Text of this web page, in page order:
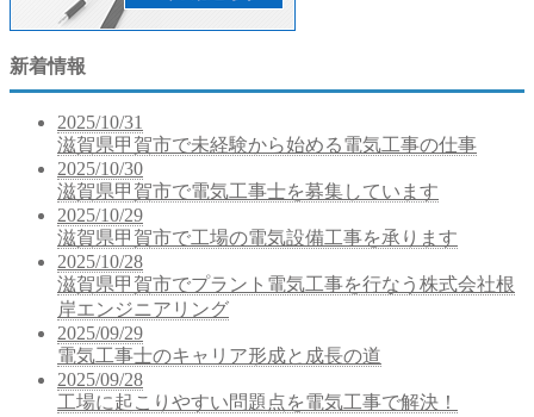
新着情報
2025/10/31
滋賀県甲賀市で未経験から始める電気工事の仕事
2025/10/30
滋賀県甲賀市で電気工事士を募集しています
2025/10/29
滋賀県甲賀市で工場の電気設備工事を承ります
2025/10/28
滋賀県甲賀市でプラント電気工事を行なう株式会社根
岸エンジニアリング
2025/09/29
電気工事士のキャリア形成と成長の道
2025/09/28
工場に起こりやすい問題点を電気工事で解決！